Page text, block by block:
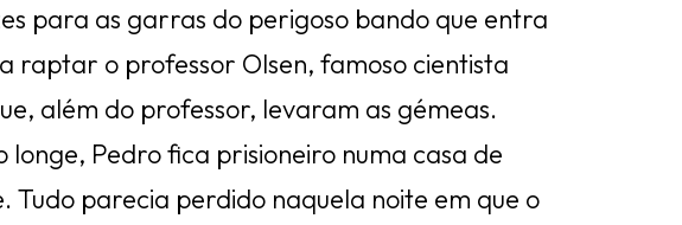
para as garras do perigoso bando que entra
raptar o professor Olsen, famoso cientista
além do professor, levaram as gémeas.
longe, Pedro fica prisioneiro numa casa de
Tudo parecia perdido naquela noite em que o